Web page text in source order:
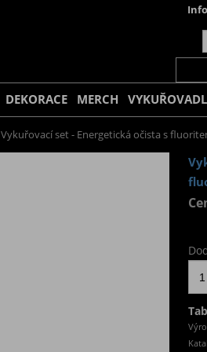
DEKORACE MERCH
Vykuřovací set - Energetická očista s